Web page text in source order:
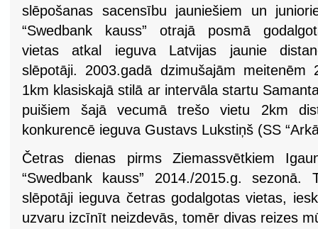
slēpošanas sacensību jauniešiem un
“Swedbank kauss” otrajā posmā
vietas atkal ieguva Latvijas jaunie
slēpotāji. 2003.gadā dzimušajām
1km klasiskajā stilā ar intervāla startu
puišiem šajā vecumā trešo vietu 2km
konkurencē ieguva Gustavs Lukstiņš (SS
Četras dienas pirms Ziemassvētkiem
“Swedbank kauss” 2014./2015.g. sezonā.
slēpotāji ieguva četras godalgotas vietas,
uzvaru izcīnīt neizdevās, tomēr divas reizes